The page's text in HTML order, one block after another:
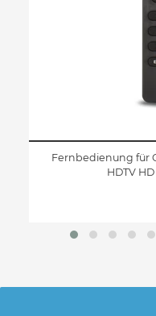
Fernbedienung für
HDTV